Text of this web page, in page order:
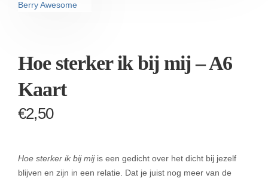
Hoe sterker ik bij mij – A6
Kaart
€2,50
Hoe sterker ik bij mij is een gedicht over het dicht bij jezelf
blijven en zijn in een relatie. Dat je juist nog meer van de